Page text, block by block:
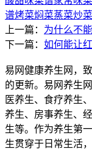
谱烤菜焖菜蒸菜炒菜
上一篇： 为什么不
下一篇： 如何能让
易网健康养生网，
的更新。易网养生
医养生、食疗养生
养生、房事养生、
生等。作为养生第
生贯穿于日常生活